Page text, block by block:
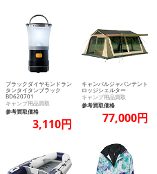
ブラックダイヤモンドラン
タンタイタンブラック
BD620701
キャンプ用品買取
参考買取価格
3,110円
キャンパルジャパンテント
ロッジシェルター
キャンプ用品買取
参考買取価格
77,000円